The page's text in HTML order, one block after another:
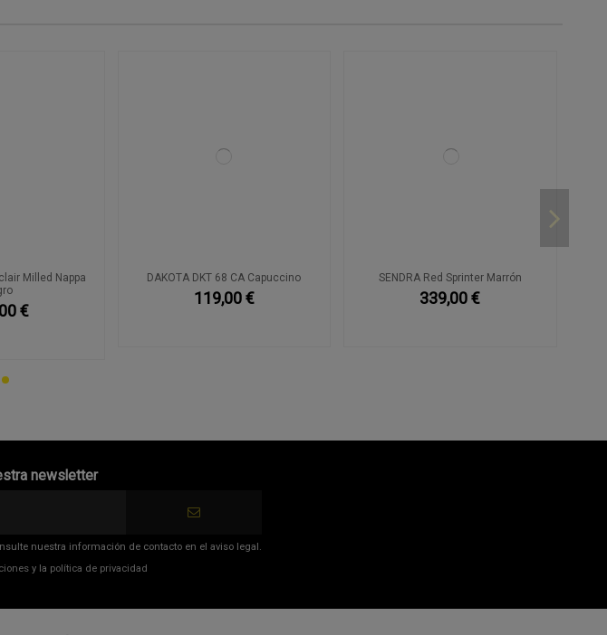
Milled Nappa
€
DAKOTA DKT 68 CA Capuccino
119,00 €
SENDRA Red Sprinter Marrón
339,00 €
newsletter
nuestra información de contacto en el aviso legal.
y la política de privacidad